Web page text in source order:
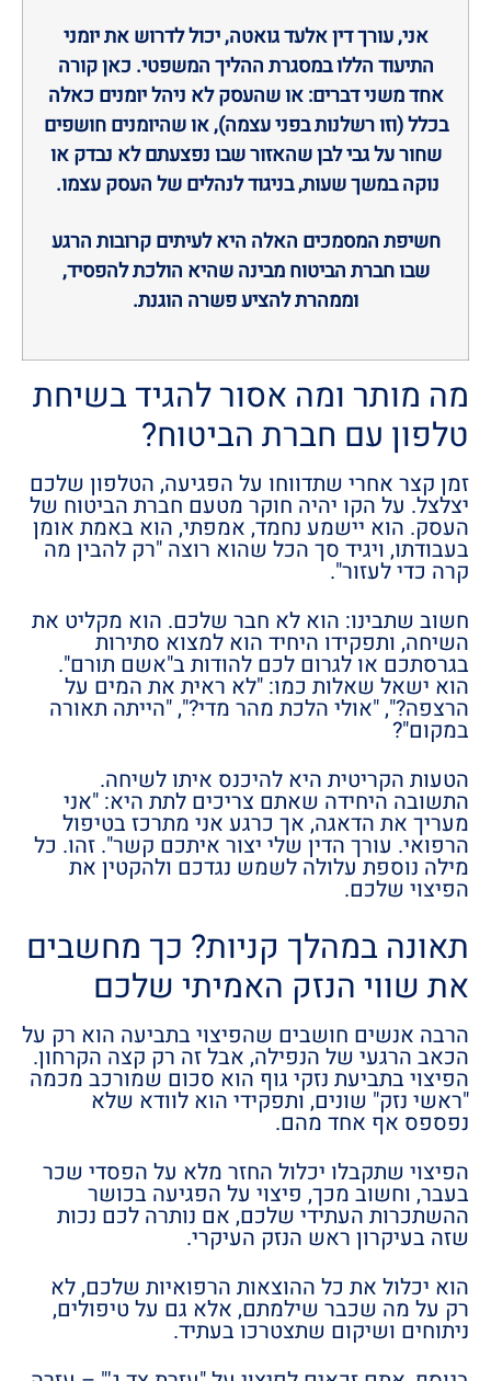
אני, עורך דין אלעד גואטה, יכול לדרוש את יומני
התיעוד הללו במסגרת ההליך המשפטי. כאן קורה
אחד משני דברים: או שהעסק לא ניהל יומנים כאלה
בכלל (וזו רשלנות בפני עצמה), או שהיומנים חושפים
שחור על גבי לבן שהאזור שבו נפצעתם לא נבדק או
נוקה במשך שעות, בניגוד לנהלים של העסק עצמו.
חשיפת המסמכים האלה היא לעיתים קרובות הרגע
שבו חברת הביטוח מבינה שהיא הולכת להפסיד,
וממהרת להציע פשרה הוגנת.
מה מותר ומה אסור להגיד בשיחת
טלפון עם חברת הביטוח?
זמן קצר אחרי שתדווחו על הפגיעה, הטלפון שלכם
יצלצל. על הקו יהיה חוקר מטעם חברת הביטוח של
העסק. הוא יישמע נחמד, אמפתי, הוא באמת אומן
בעבודתו, ויגיד סך הכל שהוא רוצה "רק להבין מה
קרה כדי לעזור".
חשוב שתבינו: הוא לא חבר שלכם. הוא מקליט את
השיחה, ותפקידו היחיד הוא למצוא סתירות
בגרסתכם או לגרום לכם להודות ב"אשם תורם".
הוא ישאל שאלות כמו: "לא ראית את המים על
הרצפה?", "אולי הלכת מהר מדי?", "הייתה תאורה
במקום"?
הטעות הקריטית היא להיכנס איתו לשיחה.
התשובה היחידה שאתם צריכים לתת היא: "אני
מעריך את הדאגה, אך כרגע אני מתרכז בטיפול
הרפואי. עורך הדין שלי יצור איתכם קשר". זהו. כל
מילה נוספת עלולה לשמש נגדכם ולהקטין את
הפיצוי שלכם.
תאונה במהלך קניות? כך מחשבים
את שווי הנזק האמיתי שלכם
הרבה אנשים חושבים שהפיצוי בתביעה הוא רק על
הכאב הרגעי של הנפילה, אבל זה רק קצה הקרחון.
הפיצוי בתביעת נזקי גוף הוא סכום שמורכב מכמה
"ראשי נזק" שונים, ותפקידי הוא לוודא שלא
נפספס אף אחד מהם.
הפיצוי שתקבלו יכלול החזר מלא על הפסדי שכר
בעבר, וחשוב מכך, פיצוי על הפגיעה בכושר
ההשתכרות העתידי שלכם, אם נותרה לכם נכות
שזה בעיקרון ראש הנזק העיקרי.
הוא יכלול את כל ההוצאות הרפואיות שלכם, לא
רק על מה שכבר שילמתם, אלא גם על טיפולים,
ניתוחים ושיקום שתצטרכו בעתיד.